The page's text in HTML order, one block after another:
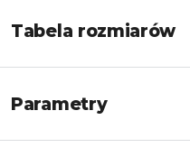
Tabela rozmiarów
Parametry